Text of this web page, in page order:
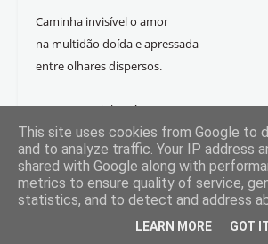
Caminha invisível o amor
na multidão doída e apressada
entre olhares dispersos.
O amor caminha só,
anjo atravessado por passos rápidos.
É menos do que um mendigo o amor
na hora do rush, na plataforma dos trens
e a cidade incandesce
This site uses cookies from Google to
and to analyze traffic. Your IP address
shared with Google along with
metrics to ensure quality of service,
statistics, and to detect and address
LEARN MORE GOT